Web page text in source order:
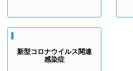
新型コロナウイルス関連
感染症